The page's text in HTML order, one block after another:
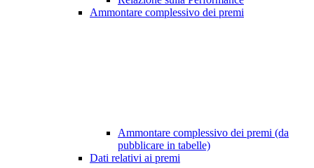
Ammontare complessivo dei premi
Ammontare complessivo dei premi (da
pubblicare in tabelle)
Dati relativi ai premi